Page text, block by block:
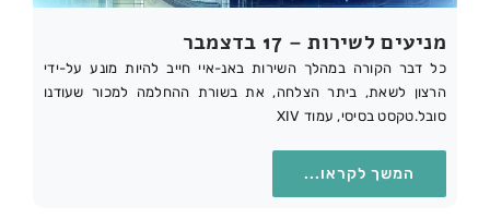
מניעים לשירות – 17 בדצמבר
כל דבר הקורה במהלך השירות באנ-איי חייב להיות מונע על-ידי
הרצון לשאת, ביתר הצלחה, את בשורת ההחלמה למכור שעודנו
סובל.טקסט בסיסי, עמוד XIV
המשך לקראו...